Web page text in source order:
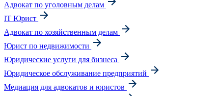
Адвокат по уголовным делам
IT Юрист
Адвокат по хозяйственным делам
Юрист по недвижимости
Юридические услуги для бизнеса
Юридическое обслуживание предприятий
Медиация для адвокатов и юристов